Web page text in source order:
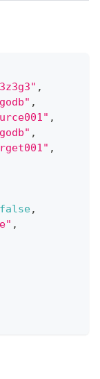
,
,
,
,
,
false,
,